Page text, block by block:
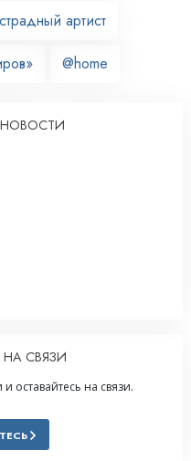
артист
@home
СВЯЗИ
оставайтесь на связи.